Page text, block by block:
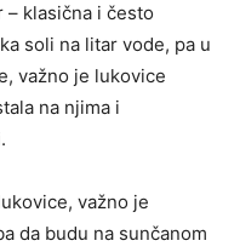
– klasična i često
soli na litar vode, pa u
važno je lukovice
na njima i
važno je
da budu na sunčanom